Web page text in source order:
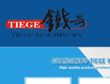
Produkte